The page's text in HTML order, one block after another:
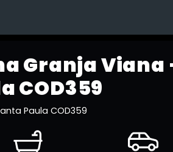
Granja Viana
COD359
Paula COD359